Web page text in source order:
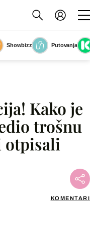
Showbizz
Putovanja
Slika nije dostupna
Kako je
trošnu
otpisali
KOMENTARI